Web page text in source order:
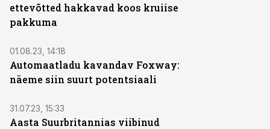
ettevõtted hakkavad koos kruiise
pakkuma
01.08.23, 14:18
Automaatladu kavandav Foxway:
näeme siin suurt potentsiaali
31.07.23, 15:33
Aasta Suurbritannias viibinud